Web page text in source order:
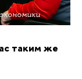
таким же